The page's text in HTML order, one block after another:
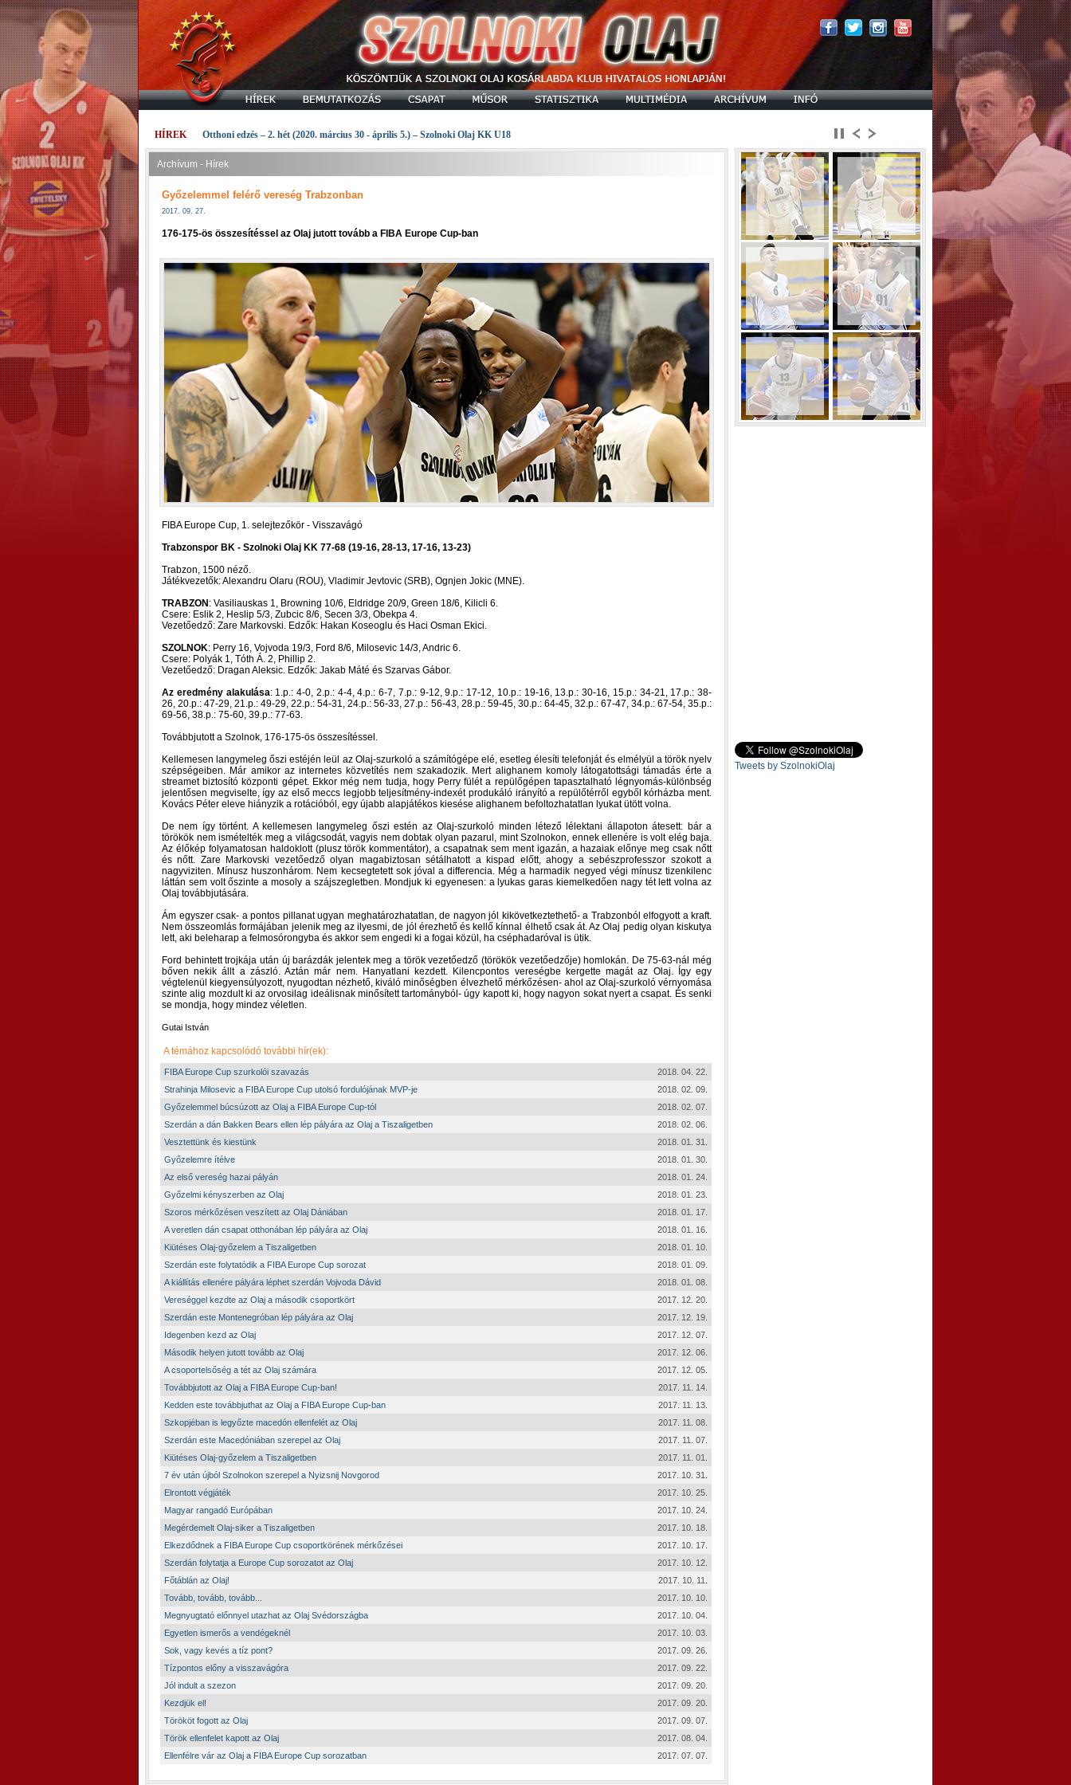
HÍREK Otthoni edzés – 2. hét (2020. március 30 - április 5.) – Szolnoki Olaj KK U18
Archívum - Hírek
Győzelemmel felérő vereség Trabzonban
2017. 09. 27.
176-175-ös összesítéssel az Olaj jutott tovább a FIBA Europe Cup-ban
FIBA Europe Cup, 1. selejtezőkör - Visszavágó
Trabzonspor BK - Szolnoki Olaj KK 77-68 (19-16, 28-13, 17-16, 13-23)
Trabzon, 1500 néző.
Játékvezetők: Alexandru Olaru (ROU), Vladimir Jevtovic (SRB), Ognjen Jokic (MNE).
TRABZON : Vasiliauskas 1, Browning 10/6, Eldridge 20/9, Green 18/6, Kilicli 6.
Csere: Eslik 2, Heslip 5/3, Zubcic 8/6, Secen 3/3, Obekpa 4.
Vezetőedző: Zare Markovski. Edzők: Hakan Koseoglu és Haci Osman Ekici.
SZOLNOK: Perry 16, Vojvoda 19/3, Ford 8/6, Milosevic 14/3, Andric 6.
Csere: Polyák 1, Tóth Á. 2, Phillip 2.
Vezetőedző: Dragan Aleksic. Edzők: Jakab Máté és Szarvas Gábor.
Az eredmény alakulása: 1.p.: 4-0, 2.p.: 4-4, 4.p.: 6-7, 7.p.: 9-12, 9.p.: 17-12, 10.p.: 19-16, 13.p.: 30-16, 15.p.: 34-21, 17.p.: 38-
26, 20.p.: 47-29, 21.p.: 49-29, 22.p.: 54-31, 24.p.: 56-33, 27.p.: 56-43, 28.p.: 59-45, 30.p.: 64-45, 32.p.: 67-47, 34.p.: 67-54, 35.p.:
69-56, 38.p.: 75-60, 39.p.: 77-63.
Továbbjutott a Szolnok, 176-175-ös összesítéssel.
Kellemesen langymeleg őszi estéjén leül az Olaj-szurkoló a számítógépe elé, esetleg élesíti telefonját és elmélyül a török nyelv
szépségeiben. Már amikor az internetes közvetítés nem szakadozik. Mert alighanem komoly látogatottsági támadás érte a
streamet biztosító központi gépet. Ekkor még nem tudja, hogy Perry fülét a repülőgépen tapasztalható légnyomás-különbség
jelentősen megviselte, így az első meccs legjobb teljesítmény-indexét produkáló irányító a repülőtérről egyből kórházba ment.
Kovács Péter eleve hiányzik a rotációból, egy újabb alapjátékos kiesése alighanem befoltozhatatlan lyukat ütött volna.
De nem így történt. A kellemesen langymeleg őszi estén az Olaj-szurkoló minden létező lélektani állapoton átesett: bár a
törökök nem ismételték meg a világcsodát, vagyis nem dobtak olyan pazarul, mint Szolnokon, ennek ellenére is volt elég baja.
Az élőkép folyamatosan haldoklott (plusz török kommentátor), a csapatnak sem ment igazán, a hazaiak előnye meg csak nőtt
és nőtt. Zare Markovski vezetőedző olyan magabiztosan sétálhatott a kispad előtt, ahogy a sebészprofesszor szokott a
nagyviziten. Mínusz huszonhárom. Nem kecsegtetett sok jóval a differencia. Még a harmadik negyed végi mínusz tizenkilenc
láttán sem volt őszinte a mosoly a szájszegletben. Mondjuk ki egyenesen: a lyukas garas kiemelkedően nagy tét lett volna az
Olaj továbbjutására.
Ám egyszer csak- a pontos pillanat ugyan meghatározhatatlan, de nagyon jól kikövetkeztethető- a Trabzonból elfogyott a kraft.
Nem összeomlás formájában jelenik meg az ilyesmi, de jól érezhető és kellő kínnal élhető csak át. Az Olaj pedig olyan kiskutya
lett, aki beleharap a felmosórongyba és akkor sem engedi ki a fogai közül, ha cséphadaróval is ütik.
Ford behintett trojkája után új barázdák jelentek meg a török vezetőedző (törökök vezetőedzője) homlokán. De 75-63-nál még
bőven nekik állt a zászló. Aztán már nem. Hanyatlani kezdett. Kilencpontos vereségbe kergette magát az Olaj. Így egy
végtelenül kiegyensúlyozott, nyugodtan nézhető, kiváló minőségben élvezhető mérkőzésen- ahol az Olaj-szurkoló vérnyomása
szinte alig mozdult ki az orvosilag ideálisnak minősített tartományból- úgy kapott ki, hogy nagyon sokat nyert a csapat. És senki
se mondja, hogy mindez véletlen.
Gutai István
A témához kapcsolódó további hír(ek):
FIBA Europe Cup szurkolói szavazás
2018. 04. 22.
Strahinja Milosevic a FIBA Europe Cup utolsó fordulójának MVP-je
2018. 02. 09.
Győzelemmel búcsúzott az Olaj a FIBA Europe Cup-tól
2018. 02. 07.
Szerdán a dán Bakken Bears ellen lép pályára az Olaj a Tiszaligetben
2018. 02. 06.
Vesztettünk és kiestünk
2018. 01. 31.
Győzelemre ítélve
2018. 01. 30.
Az első vereség hazai pályán
2018. 01. 24.
Győzelmi kényszerben az Olaj
2018. 01. 23.
Szoros mérkőzésen veszített az Olaj Dániában
2018. 01. 17.
A veretlen dán csapat otthonában lép pályára az Olaj
2018. 01. 16.
Kiütéses Olaj-győzelem a Tiszaligetben
2018. 01. 10.
Szerdán este folytatódik a FIBA Europe Cup sorozat
2018. 01. 09.
A kiállítás ellenére pályára léphet szerdán Vojvoda Dávid
2018. 01. 08.
Vereséggel kezdte az Olaj a második csoportkört
2017. 12. 20.
Szerdán este Montenegróban lép pályára az Olaj
2017. 12. 19.
Idegenben kezd az Olaj
2017. 12. 07.
Második helyen jutott tovább az Olaj
2017. 12. 06.
A csoportelsőség a tét az Olaj számára
2017. 12. 05.
Továbbjutott az Olaj a FIBA Europe Cup-ban!
2017. 11. 14.
Kedden este továbbjuthat az Olaj a FIBA Europe Cup-ban
2017. 11. 13.
Szkopjéban is legyőzte macedón ellenfelét az Olaj
2017. 11. 08.
Szerdán este Macedóniában szerepel az Olaj
2017. 11. 07.
Kiütéses Olaj-győzelem a Tiszaligetben
2017. 11. 01.
7 év után újból Szolnokon szerepel a Nyizsnij Novgorod
2017. 10. 31.
Elrontott végjáték
2017. 10. 25.
Magyar rangadó Európában
2017. 10. 24.
Megérdemelt Olaj-siker a Tiszaligetben
2017. 10. 18.
Elkezdődnek a FIBA Europe Cup csoportkörének mérkőzései
2017. 10. 17.
Szerdán folytatja a Europe Cup sorozatot az Olaj
2017. 10. 12.
Főtáblán az Olaj!
2017. 10. 11.
Tovább, tovább, tovább...
2017. 10. 10.
Megnyugtató előnnyel utazhat az Olaj Svédországba
2017. 10. 04.
Egyetlen ismerős a vendégeknél
2017. 10. 03.
Sok, vagy kevés a tíz pont?
2017. 09. 26.
Tízpontos előny a visszavágóra
2017. 09. 22.
Jól indult a szezon
2017. 09. 20.
Kezdjük el!
2017. 09. 20.
Törököt fogott az Olaj
2017. 09. 07.
Török ellenfelet kapott az Olaj
2017. 08. 04.
Ellenfélre vár az Olaj a FIBA Europe Cup sorozatban
2017. 07. 07.
Tweets by SzolnokiOlaj